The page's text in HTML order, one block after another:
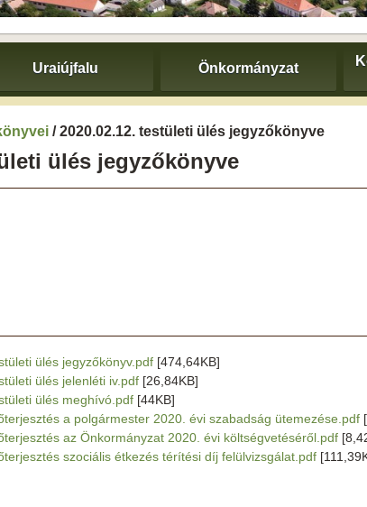
Uraiújfalu Önkormányzat
/ 2020.02.12. testületi ülés jegyzőkönyve
ülés jegyzőkönyve
ülés jegyzőkönyv.pdf [474,64KB]
ülés jelenléti iv.pdf [26,84KB]
ülés meghívó.pdf [44KB]
a polgármester 2020. évi szabadság ütemezése.pdf
az Önkormányzat 2020. évi költségvetéséről.pdf
szociális étkezés térítési díj felülvizsgálat.pdf